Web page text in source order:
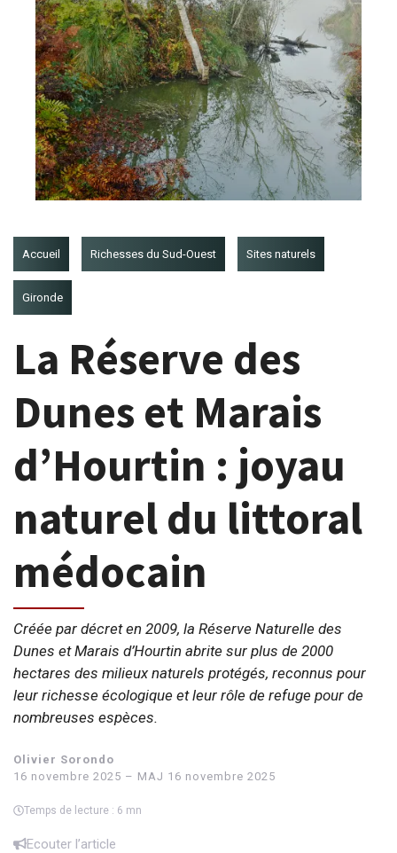
Accueil Richesses du Sud-Ouest Sites naturels
Gironde
La Réserve des
Dunes et Marais
d’Hourtin : joyau
naturel du littoral
médocain
Créée par décret en 2009, la Réserve Naturelle des
Dunes et Marais d’Hourtin abrite sur plus de 2000
hectares des milieux naturels protégés, reconnus pour
leur richesse écologique et leur rôle de refuge pour de
nombreuses espèces.
Olivier Sorondo
16 novembre 2025 – MAJ 16 novembre 2025
Temps de lecture : 6 mn
Ecouter l’article